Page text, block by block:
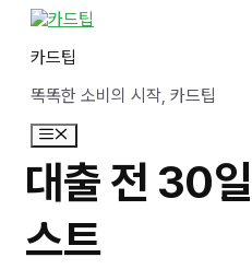
카드팁
똑똑한 소비의 시작, 카드팁
메
뉴
대출 전 30
스트